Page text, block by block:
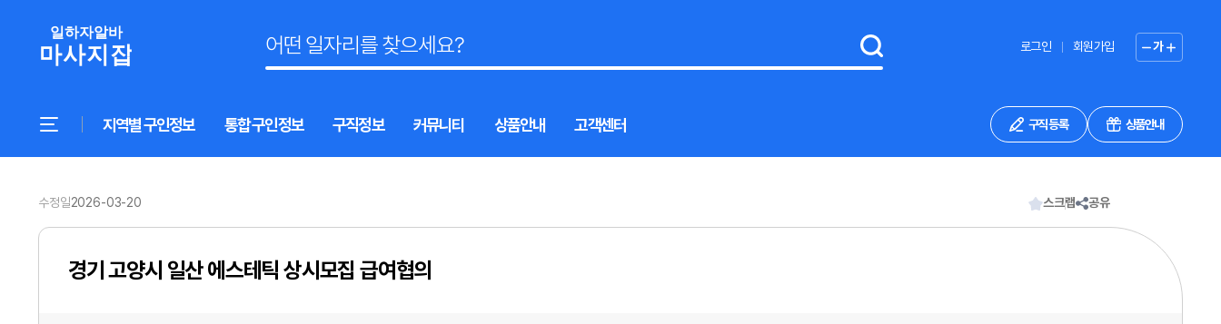
로그인 회원가입 가
지역별 구인정보 통합 구인정보 구직정보 커뮤니티 상품안내 고객센터 구직 등록 상품안내
수정일2026-03-20 스크랩 공유
경기 고양시 일산 에스테틱 상시모집 급여협의